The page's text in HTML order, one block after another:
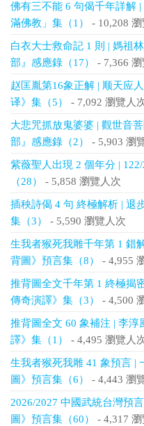
佛有三不能 6 句偈千年詳解
滿佛教」集（1）
- 10,208
白衣大士救命記 1 則 | 媽祖
部』感應錄（17）
- 7,366
赵匡胤第16象正解 | 顺天应
译》集（5）
- 7,092 瀏覽人
大悲咒抓放鬼婆婆 | 觀世音
部』感應錄（2）
- 5,903 瀏
紫薇聖人出現 2 個年分 |
（28）
- 5,858 瀏覽人次
插秧詩偈 4 句 終極解析 | 退
集（3）
- 5,590 瀏覽人次
生我者猴死我雕千年第 1 錯
背圖》預言集（8）
- 4,955
推背圖全文千年第 1 終極揭
傳奇演譯》集（3）
- 4,500
推背圖全文 60 象補注 | 李
譯》集（1）
- 4,495 瀏覽人
生我者猴死我雕 41 象預言 |
圖》預言集（6）
- 4,443 瀏
2026/2027 中國武統台灣預
圖》預言集（60）
- 4,317